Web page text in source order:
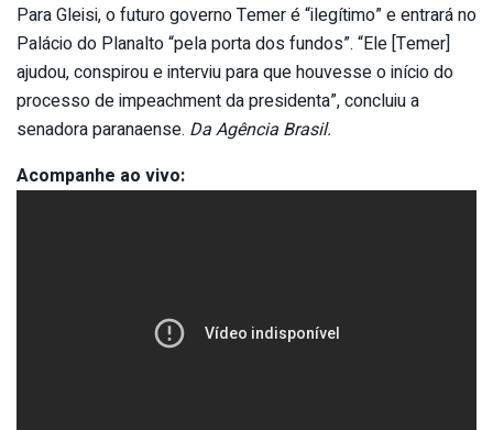
Para Gleisi, o futuro governo Temer é “ilegítimo” e entrará no
Palácio do Planalto “pela porta dos fundos”. “Ele [Temer]
ajudou, conspirou e interviu para que houvesse o início do
processo de impeachment da presidenta”, concluiu a
senadora paranaense. Da Agência Brasil.
Acompanhe ao vivo: